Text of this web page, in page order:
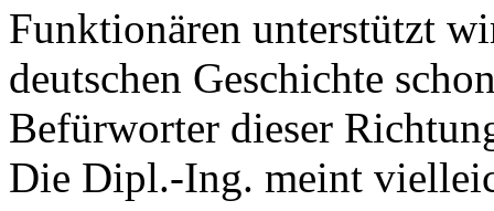
Funktionären unterstützt
deutschen Geschichte
Befürworter dieser
Die Dipl.-Ing. meint